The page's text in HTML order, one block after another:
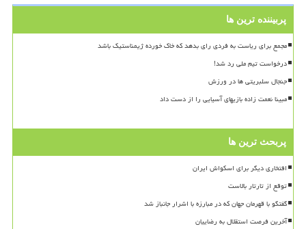
پربیننده ترین ها
مجمع برای ریاست به فردی رای بدهد که خاک خورده ژیمناستیک باشد
درخواست تیم ملی رد شد!
جنجال سلبریتی ها در ورزش
مبینا نعمت زاده بازیهای آسیایی را از دست داد
پربحث ترین ها
افتخاری دیگر برای اسکواش ایران
توقع از تارتار بالاست
گفتگو با قهرمان جهان که در مبارزه با اشرار جانباز شد
آخرین فرصت استقلال به رضاییان